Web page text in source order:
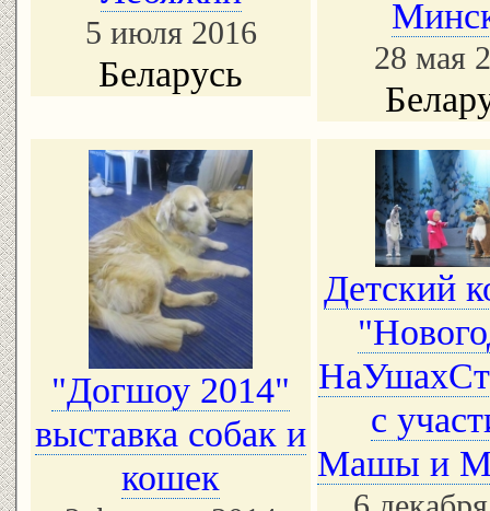
5 июля 2016
Беларусь 28 мая
"Догшоу 2014"
выставка собак и
кошек
Детский
с
Машы и